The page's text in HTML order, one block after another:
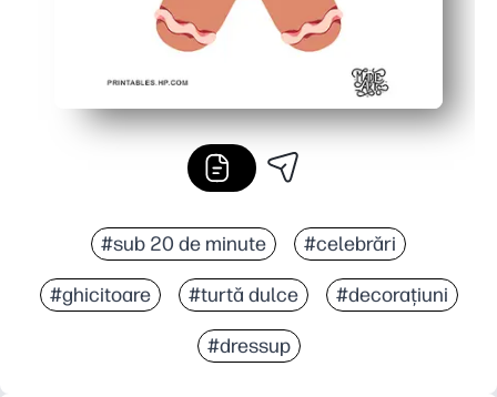
#sub 20 de minute #celebrări
#ghicitoare #turtă dulce #decorațiuni
#dressup